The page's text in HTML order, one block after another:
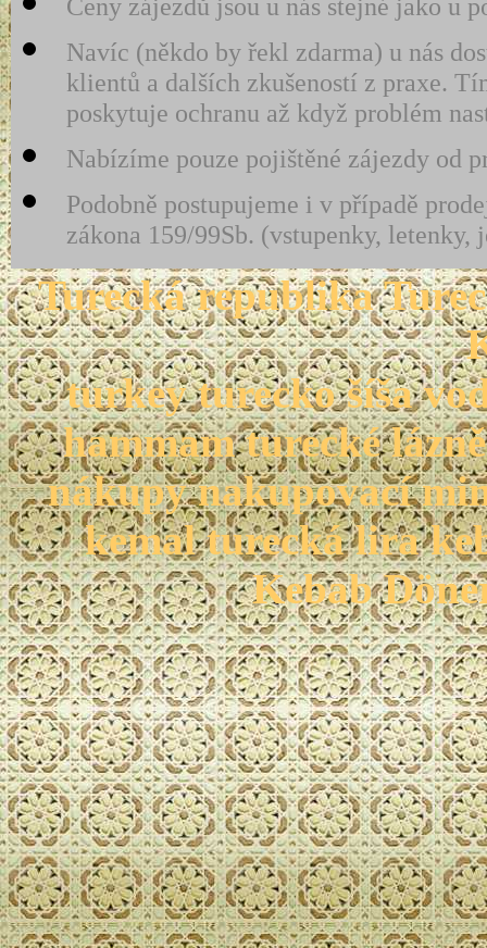
Ceny zájezdů jsou u nás stejné jako u
Navíc (někdo by řekl zdarma) u nás
klientů a dalších zkušeností z praxe.
poskytuje ochranu až když problém
Nabízíme pouze pojištěné zájezdy od
Podobně postupujeme i v případě
zákona 159/99Sb. (vstupenky,
Turecká republika
turkey turecko šíša
hammam turecké
nákupy nakupovací
kemal turecká lira
Kebab